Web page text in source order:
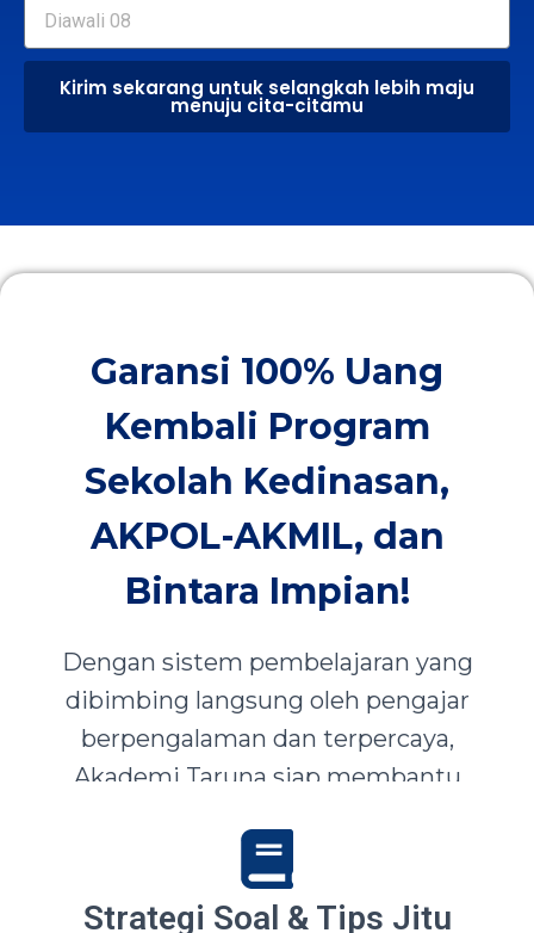
Kirim sekarang untuk selangkah lebih maju
menuju cita-citamu
Garansi 100% Uang
Kembali Program
Sekolah Kedinasan,
AKPOL-AKMIL, dan
Bintara Impian!
Dengan sistem pembelajaran yang
dibimbing langsung oleh pengajar
berpengalaman dan terpercaya,
Akademi Taruna siap membantu
mewujudkan impian menjadi Taruna,
Abdi Negara, serta prajurit terbaik
Strategi Soal & Tips Jitu